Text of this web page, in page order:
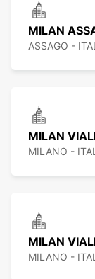
MILAN
ASSAGO -
MILAN
MILANO -
MILAN
MILANO -